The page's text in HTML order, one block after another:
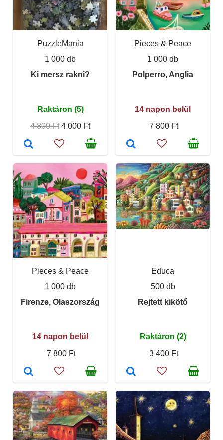
PuzzleMania
1 000 db
Ki mersz rakni?
Raktáron (5)
4 800 Ft 4 000 Ft
Pieces & Peace
1 000 db
Polperro, Anglia
14 napon belül
7 800 Ft
Pieces & Peace
1 000 db
Firenze, Olaszország
14 napon belül
7 800 Ft
Educa
500 db
Rejtett kikötő
Raktáron (2)
3 400 Ft